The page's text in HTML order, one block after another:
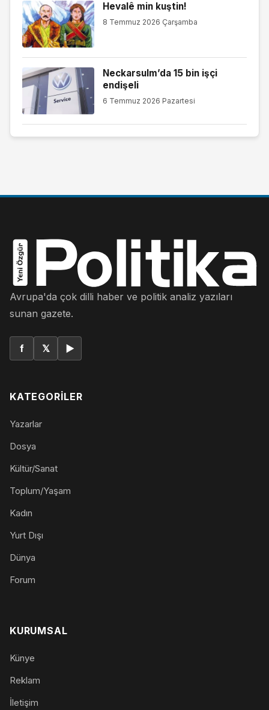
Hevalê min kuştin!
8 Temmuz 2026 Çarşamba
Neckarsulm’da 15 bin işçi
endişeli
6 Temmuz 2026 Pazartesi
Avrupa'da çok dilli haber ve politik analiz yazıları
sunan gazete.
f 𝕏 ▶
KATEGORILER
Yazarlar
Dosya
Kültür/Sanat
Toplum/Yaşam
Kadın
Yurt Dışı
Dünya
Forum
KURUMSAL
Künye
Reklam
İletişim